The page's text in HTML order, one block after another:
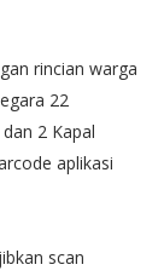
rincian warga
22
2 Kapal
aplikasi
scan